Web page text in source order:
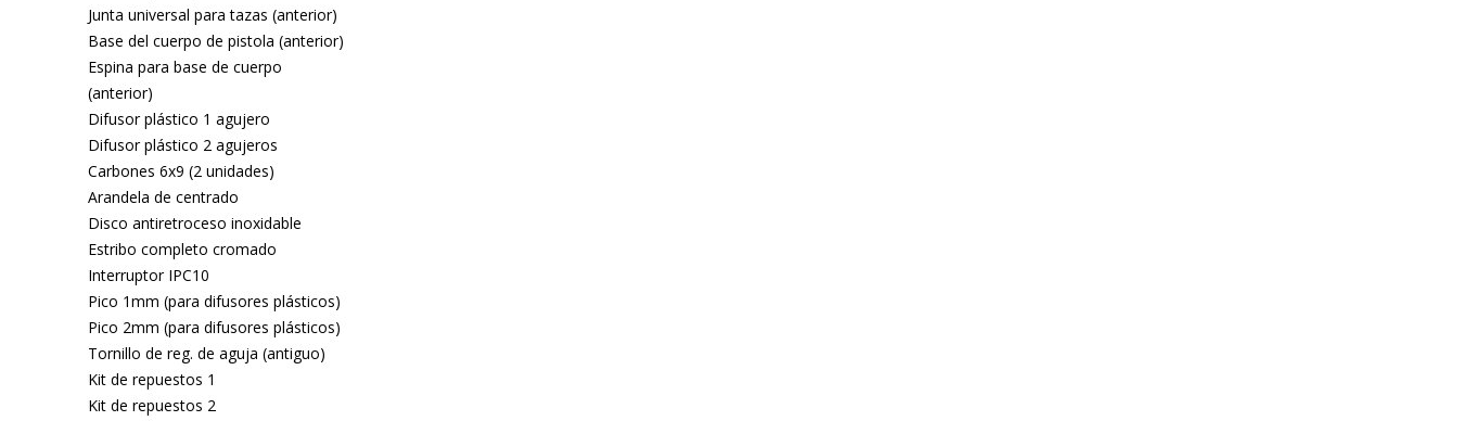
Junta universal para tazas (anterior)
Base del cuerpo de pistola (anterior)
Espina para base de cuerpo
(anterior)
Difusor plástico 1 agujero
Difusor plástico 2 agujeros
Carbones 6x9 (2 unidades)
Arandela de centrado
Disco antiretroceso inoxidable
Estribo completo cromado
Interruptor IPC10
Pico 1mm (para difusores plásticos)
Pico 2mm (para difusores plásticos)
Tornillo de reg. de aguja (antiguo)
Kit de repuestos 1
Kit de repuestos 2